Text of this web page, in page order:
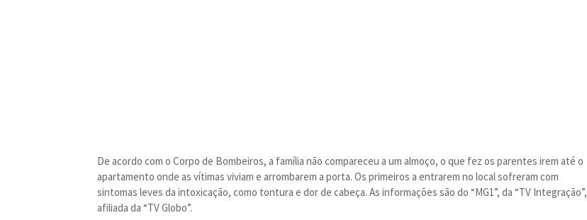
De acordo com o Corpo de Bombeiros, a família não compareceu a um almoço, o que fez os parentes irem até o
apartamento onde as vítimas viviam e arrombarem a porta. Os primeiros a entrarem no local sofreram com
sintomas leves da intoxicação, como tontura e dor de cabeça. As informações são do “MG1”, da “TV Integração”,
afiliada da “TV Globo”.